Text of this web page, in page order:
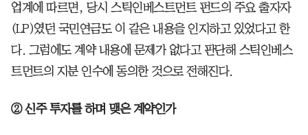
업계에 따르면, 당시 스틱인베스트먼트 펀드의 주요 출자자
(LP)였던 국민연금도 이 같은 내용을 인지하고 있었다고 한
다. 그럼에도 계약 내용에 문제가 없다고 판단해 스틱인베스
트먼트의 지분 인수에 동의한 것으로 전해진다.
② 신주 투자를 하며 맺은 계약인가